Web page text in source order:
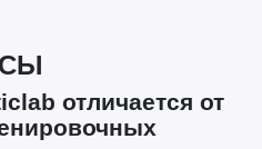
отличается от